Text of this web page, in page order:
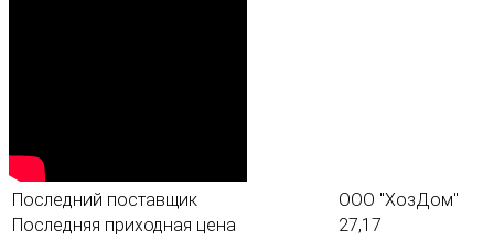
Последний поставщик
ООО "ХозДом"
Последняя приходная цена
27,17